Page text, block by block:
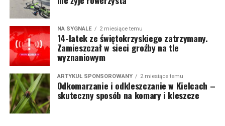
NA SYGNALE 2 miesiące temu
14-latek ze świętokrzyskiego zatrzymany.
Zamieszczał w sieci groźby na tle
wyznaniowym
ARTYKUŁ SPONSOROWANY 2 miesiące temu
Odkomarzanie i odkleszczanie w Kielcach –
skuteczny sposób na komary i kleszcze